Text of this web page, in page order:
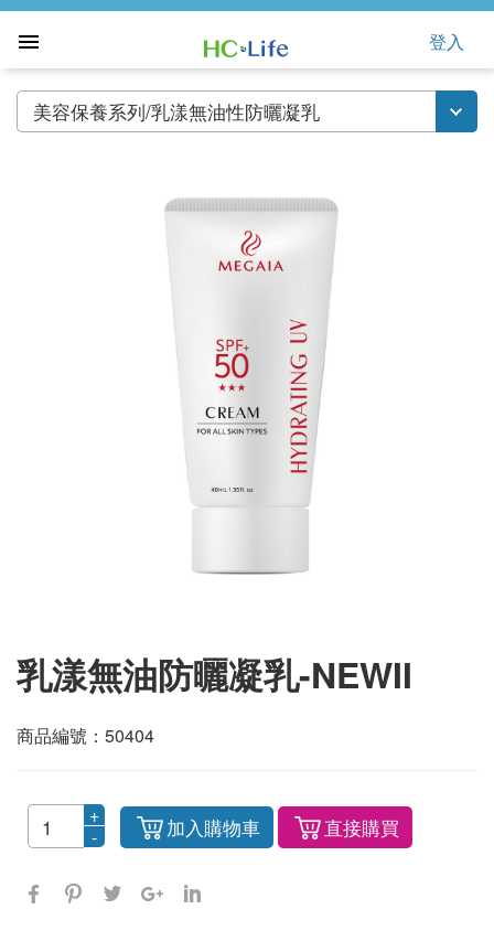
登入
美容保養系列/乳漾無油性防曬凝乳
乳漾無油防曬凝乳-NEWII
商品編號 ： 50404
加入購物車 直接購買